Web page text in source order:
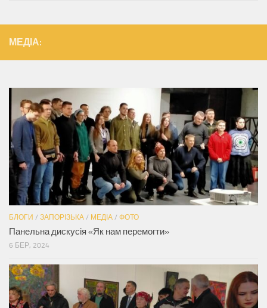
МЕДІА:
БЛОГИ / ЗАПОРІЗЬКА / МЕДІА / ФОТО
Панельна дискусія «Як нам перемогти»
6 БЕР, 2024